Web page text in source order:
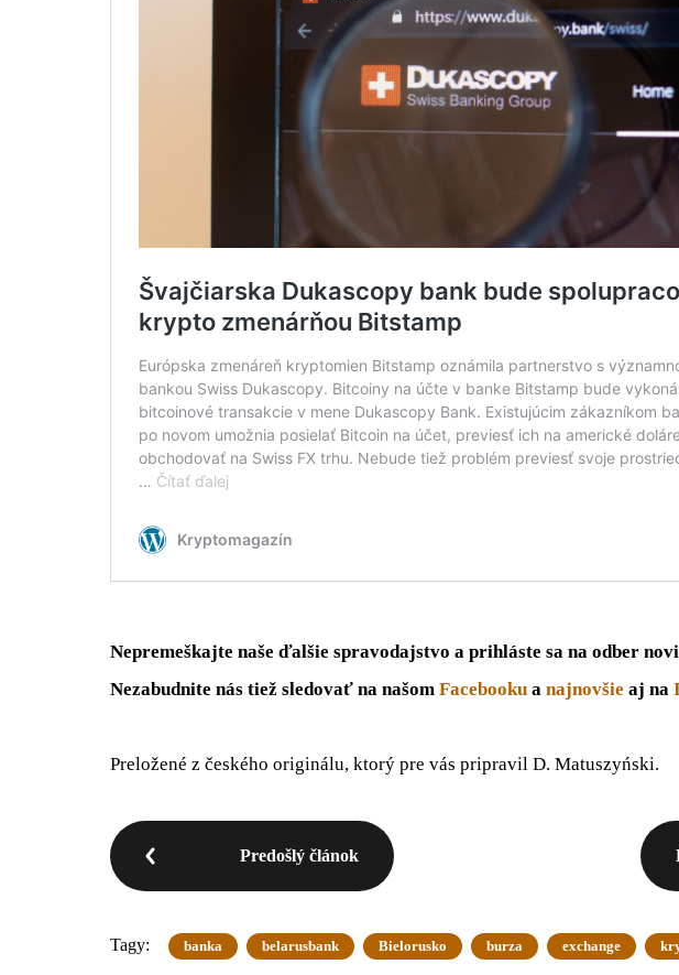
Nepremeškajte naše ďalšie spravodajstvo a prihláste sa na odber
Nezabudnite nás tiež sledovať na našom Facebooku a najnovšie aj na
Preložené z českého originálu, ktorý pre vás pripravil D. Matuszyński.
Predošlý článok
Tagy: banka belarusbank Bielorusko burza exchange